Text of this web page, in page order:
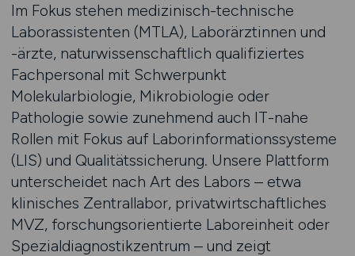
Im Fokus stehen medizinisch-technische
Laborassistenten (MTLA), Laborärztinnen und
-ärzte, naturwissenschaftlich qualifiziertes
Fachpersonal mit Schwerpunkt
Molekularbiologie, Mikrobiologie oder
Pathologie sowie zunehmend auch IT-nahe
Rollen mit Fokus auf Laborinformationssysteme
(LIS) und Qualitätssicherung. Unsere Plattform
unterscheidet nach Art des Labors – etwa
klinisches Zentrallabor, privatwirtschaftliches
MVZ, forschungsorientierte Laboreinheit oder
Spezialdiagnostikzentrum – und zeigt